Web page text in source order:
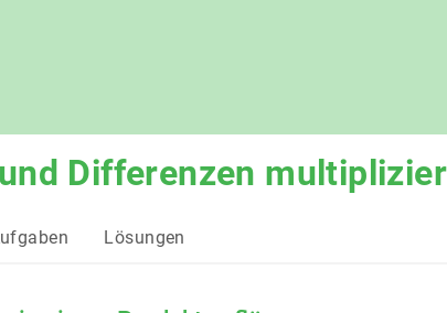
Differenzen
Lösungen